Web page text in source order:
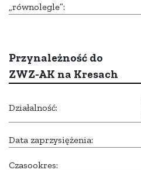
„równolegle”:
Przynależność do
ZWZ-AK na Kresach
Działalność:
Data zaprzysiężenia:
Czasookres: